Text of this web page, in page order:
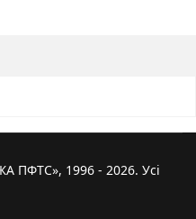
ПФТС», 1996 - 2026. Усі